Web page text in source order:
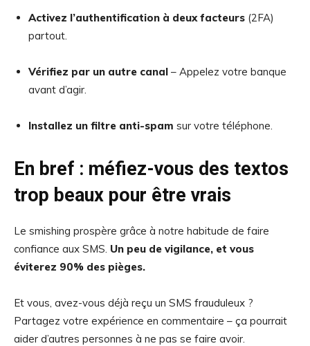
Activez l’authentification à deux facteurs (2FA)
partout.
Vérifiez par un autre canal – Appelez votre banque
avant d’agir.
Installez un filtre anti-spam sur votre téléphone.
En bref : méfiez-vous des textos
trop beaux pour être vrais
Le smishing prospère grâce à notre habitude de faire
confiance aux SMS. Un peu de vigilance, et vous
éviterez 90% des pièges.
Et vous, avez-vous déjà reçu un SMS frauduleux ?
Partagez votre expérience en commentaire – ça pourrait
aider d’autres personnes à ne pas se faire avoir.